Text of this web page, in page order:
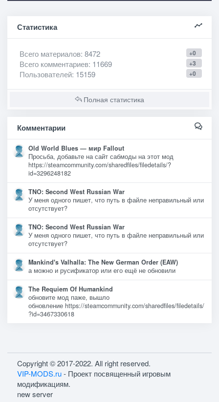
Статистика
+0
Всего материалов: 8472
+3
Всего комментариев: 11669
+0
Пользователей: 15159
Полная статистика
Комментарии
Old World Blues — мир Fallout
Просьба, добавьте на сайт сабмоды на этот мод
https://steamcommunity.com/sharedfiles/filedetails/?
id=3296248182
TNO: Second West Russian War
У меня одного пишет, что путь в файле неправильный или
отсутствует?
TNO: Second West Russian War
У меня одного пишет, что путь в файле неправильный или
отсутствует?
Mankind's Valhalla: The New German Order (EAW)
а можно и русификатор или его ещё не обновили
The Requiem Of Humankind
обновите мод паже, вышло
обновление https://steamcommunity.com/sharedfiles/filedetails/
?id=3467330618
Copyright © 2017-2022. All right reserved.
VIP-MODS.ru- Проект посвященный игровым
модификациям.
new server